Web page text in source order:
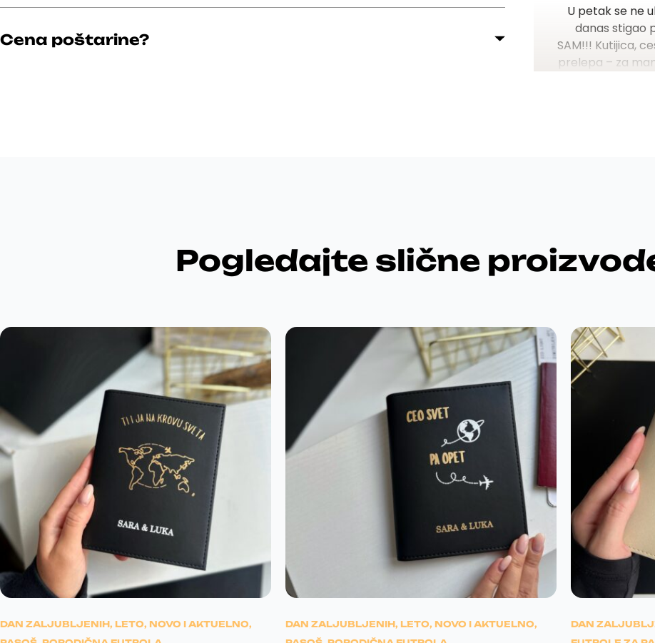
Cena poštarine?
U petak se ne
danas stigao
SAM!!! Kutijica,
prelepa – za
Futrola uzivo
prezadovolini,a
BE
Pogledajte slične
DAN ZALJUBLJENIH, LETO, NOVO I AKTUELNO,
DAN ZALJUBLJENIH, LETO, NOVO I AKTUELNO,
DAN